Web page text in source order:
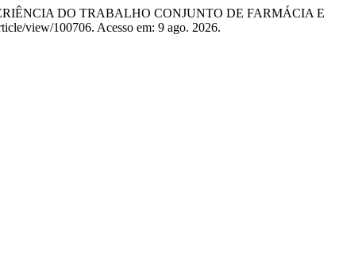
DO TRABALHO CONJUNTO DE FARMÁCIA E
view/100706. Acesso em: 9 ago. 2026.